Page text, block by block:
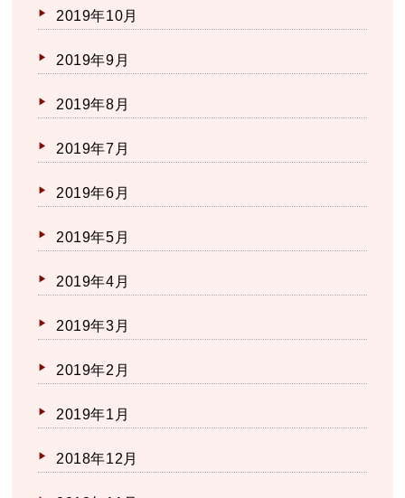
2019年10月
2019年9月
2019年8月
2019年7月
2019年6月
2019年5月
2019年4月
2019年3月
2019年2月
2019年1月
2018年12月